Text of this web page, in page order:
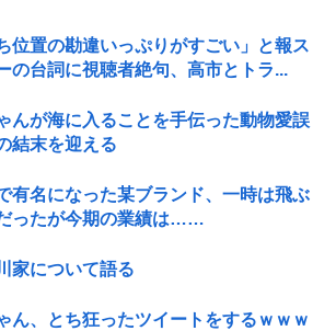
位置の勘違いっぷりがすごい」と報ス
の台詞に視聴者絶句、高市とトラ...
んが海に入ることを手伝った動物愛誤
結末を迎える
有名になった某ブランド、一時は飛ぶ
ったが今期の業績は……
家について語る
ん、とち狂ったツイートをするｗｗｗ